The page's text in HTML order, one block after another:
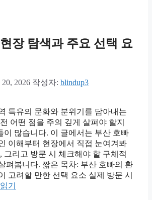
장 탐색과 주요 선택 요
2026 작성자: blindup3
특유의 문화와 분위기를 담아내는
어떤 점을 주의 깊게 살펴야 할지
이 많습니다. 이 글에서는 부산 호빠
이해부터 현장에서 직접 눈여겨봐
그리고 방문 시 체크해야 할 구체적
펴봅니다. 짧은 목차: 부산 호빠의 환
고려할 만한 선택 요소 실제 방문 시
기